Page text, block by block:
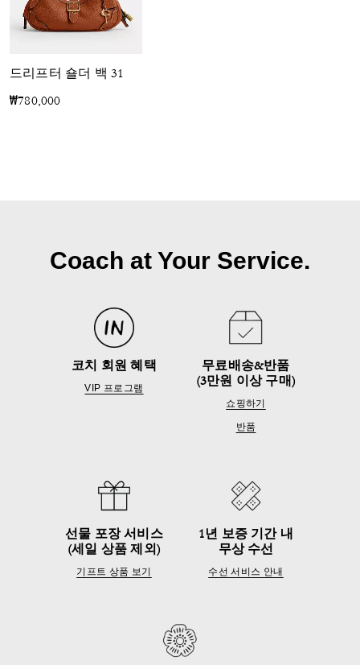
드리프터 숄더 백 31
₩780,000
Coach at Your Service.
코치 회원 혜택
VIP 프로그램
무료배송&반품
(3만원 이상 구매)
쇼핑하기
반품
선물 포장 서비스
(세일 상품 제외)
기프트 상품 보기
1년 보증 기간 내
무상 수선
수선 서비스 안내